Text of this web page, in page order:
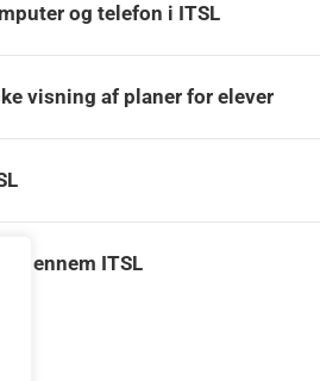
og telefon i ITSL
visning af planer for elever
gennem ITSL